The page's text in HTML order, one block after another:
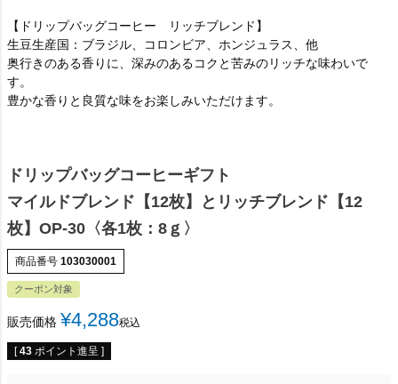
【ドリップバッグコーヒー リッチブレンド】
生豆生産国：ブラジル、コロンビア、ホンジュラス、他
奥行きのある香りに、深みのあるコクと苦みのリッチな味わいで
す。
豊かな香りと良質な味をお楽しみいただけます。
ドリップバッグコーヒーギフト
マイルドブレンド【12枚】とリッチブレンド【12
枚】OP-30〈各1枚：8ｇ〉
商品番号 103030001
クーポン対象
販売価格 ¥4,288税込
[ 43 ポイント進呈 ]